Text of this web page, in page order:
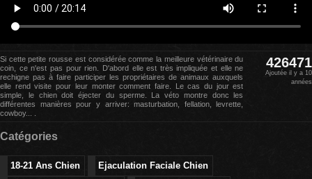
Si cette petite rousse est considérée comme la meilleure vétérinaire du
coin, ce n'est pas pour rien. D'abord elle est très impliquée et elle ne
rechigne pas à faire participer les propriétaires de animaux auxquels
elle rend visite pour leur monter comment faire. Le cas du jour est
simple, le chien doit éjecter du sperme. La véto montre donc les
différentes manières pour y arriver: masturbation, fellation, levrette,
cowboy... .
426471
Ajoutée il y a 10
années
Catégories
18-21 Ans Chien
Ejaculation Faciale Chien